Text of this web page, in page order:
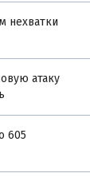
нехватки
атаку
605